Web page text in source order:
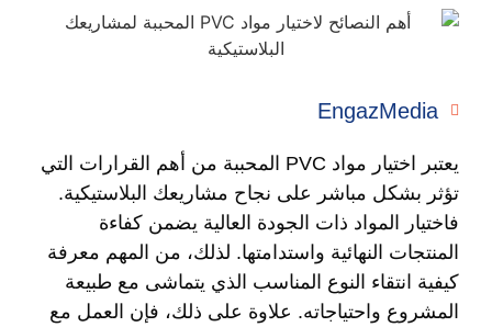
EngazMedia
يعتبر اختيار مواد PVC المحببة من أهم القرارات التي
تؤثر بشكل مباشر على نجاح مشاريعك البلاستيكية.
فاختيار المواد ذات الجودة العالية يضمن كفاءة
المنتجات النهائية واستدامتها. لذلك، من المهم معرفة
كيفية انتقاء النوع المناسب الذي يتماشى مع طبيعة
المشروع واحتياجاته. علاوة على ذلك، فإن العمل مع